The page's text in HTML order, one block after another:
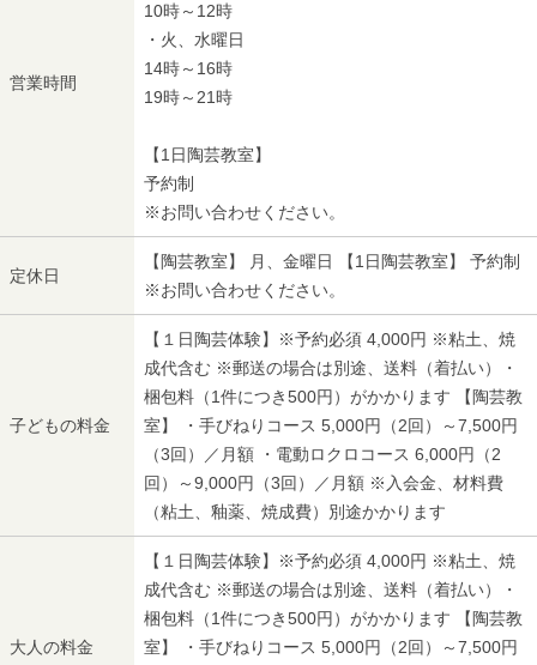
営業時間
10時～12時
・火、水曜日
14時～16時
19時～21時
【1日陶芸教室】
予約制
※お問い合わせください。
定休日
【陶芸教室】 月、金曜日 【1日陶芸教室】 予約制
※お問い合わせください。
子どもの料金
【１日陶芸体験】※予約必須 4,000円 ※粘土、焼
成代含む ※郵送の場合は別途、送料（着払い）・
梱包料（1件につき500円）がかかります 【陶芸教
室】 ・手びねりコース 5,000円（2回）～7,500円
（3回）／月額 ・電動ロクロコース 6,000円（2
回）～9,000円（3回）／月額 ※入会金、材料費
（粘土、釉薬、焼成費）別途かかります
大人の料金
【１日陶芸体験】※予約必須 4,000円 ※粘土、焼
成代含む ※郵送の場合は別途、送料（着払い）・
梱包料（1件につき500円）がかかります 【陶芸教
室】 ・手びねりコース 5,000円（2回）～7,500円